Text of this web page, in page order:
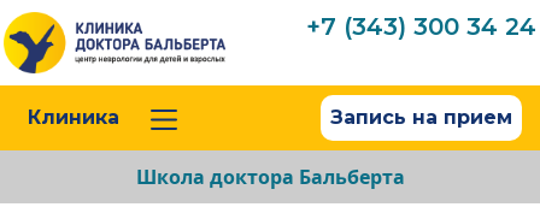
+7 (343) 300 34 24
Клиника Запись на прием
Школа доктора Бальберта